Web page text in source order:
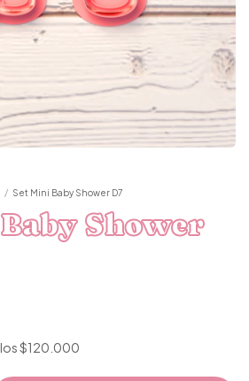
/ Set Mini Baby Shower D7
Shower
$120.000